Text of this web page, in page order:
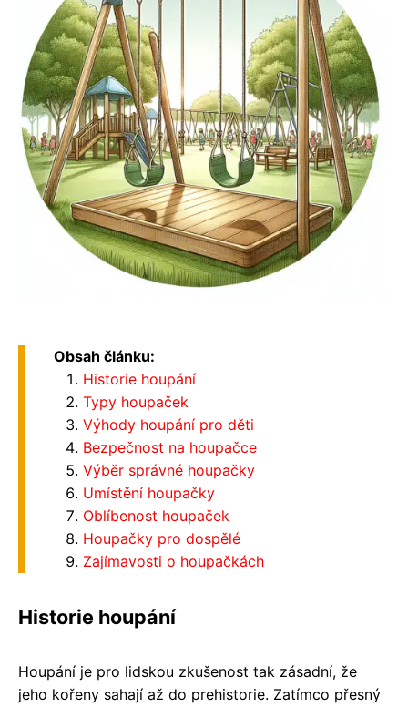
Obsah článku:
Historie houpání
Typy houpaček
Výhody houpání pro děti
Bezpečnost na houpačce
Výběr správné houpačky
Umístění houpačky
Oblíbenost houpaček
Houpačky pro dospělé
Zajímavosti o houpačkách
Historie houpání
Houpání je pro lidskou zkušenost tak zásadní, že
jeho kořeny sahají až do prehistorie. Zatímco přesný